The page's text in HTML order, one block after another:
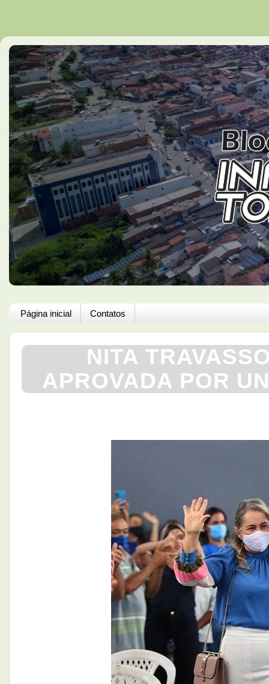
Página inicial Contatos
NITA
APROVADA POR